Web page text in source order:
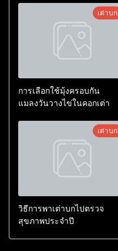
เต่าบก
การเลือกใช้มุ้งครอบกัน
แมลงวันวางไข่ในคอกเต่า
เต่าบก
วิธีการพาเต่าบกไปตรวจ
สุขภาพประจำปี